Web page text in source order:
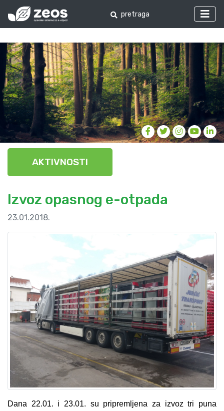
AKTIVNOSTI
Izvoz opasnog e-otpada
23.01.2018.
Dana 22.01. i 23.01. su pripremljena za izvoz tri puna